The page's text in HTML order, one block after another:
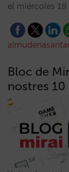
el miércoles 18
Bloc de
nostres